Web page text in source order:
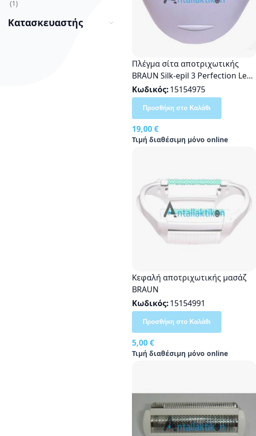
1
στοιχείο
Κατασκευαστής
Πλέγμα σίτα αποτριχωτικής
BRAUN Silk-epil 3 Perfection Legs
& Body 3270, 5320 Original
67030283
Κωδικός 15154975
19,00 €
Τιμή διαθέσιμη μόνο online
Προσθήκη στο Καλάθι
Κεφαλή αποτριχωτικής μασάζ
BRAUN
Κωδικός 15154991
5,00 €
Τιμή διαθέσιμη μόνο online
Προσθήκη στο Καλάθι